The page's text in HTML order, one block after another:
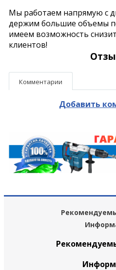
Мы работаем напрямую с
держим большие объемы
имеем возможность
клиентов!
Комментарии
Добавить